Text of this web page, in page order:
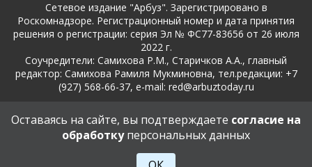
Сетевое издание "Арбуз". Зарегистрировано в
Роскомнадзоре. Регистрационный номер и дата принятия
решения о регистрации: серия Эл № ФС77-83656 от 26 июля
2022 г.
Соучредители: Самихова Р.М., Старичков А.А., главный
редактор: Самихова Рамиля Мукминовна, тел.редакции: +7
(927) 568-66-37, e-mail: red@arbuztoday.ru
Политика в отношении обработки и защиты персональных
данных
18+
Оставаясь на сайте, вы подтверждаете согласие на
обработкуперсональных данных